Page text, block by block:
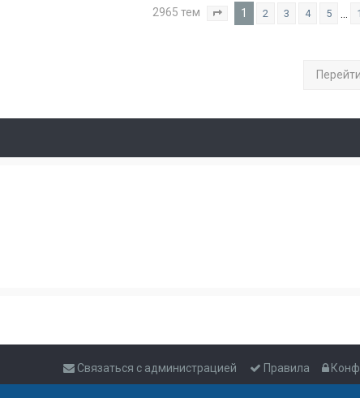
2965 тем Страница из 119
1 2 3 4 5
Перейти
Правила
Связаться с администрацией